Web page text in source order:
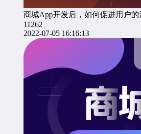
商城App开发后，如何促进用户的
11262
2022-07-05 16:16:13